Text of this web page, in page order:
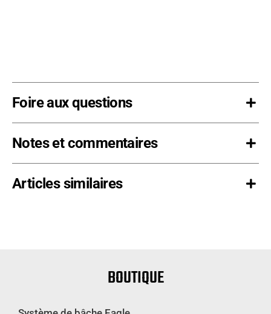
Foire aux questions
Notes et commentaires
Articles similaires
BOUTIQUE